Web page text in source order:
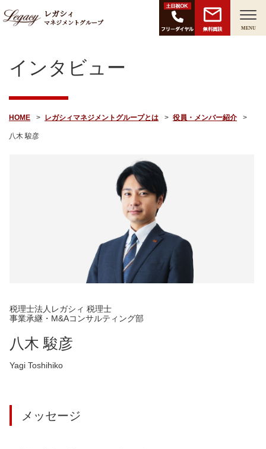
レガシィ
マネジメントグループ
無料面談 MENU
インタビュー
HOME レガシィマネジメントグループとは 役員・メンバー紹介
八木 駿彦
税理士法人レガシィ 税理士
事業承継・M&Aコンサルティング部
八木 駿彦
Yagi Toshihiko
メッセージ